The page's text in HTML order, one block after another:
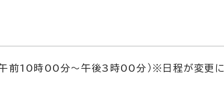
前10時00分～午後3時00分）※日程が変更に